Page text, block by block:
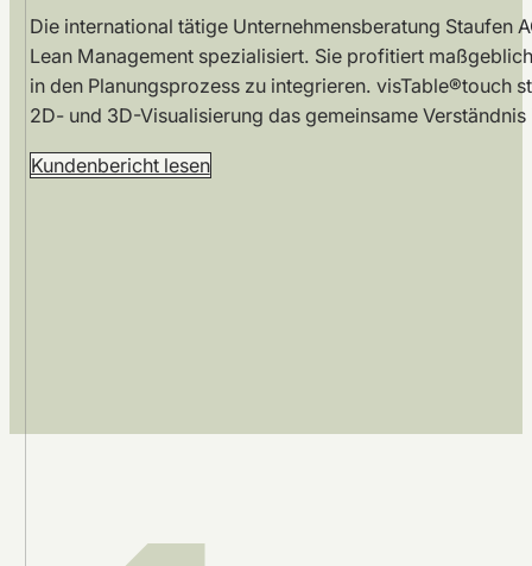
Die international tätige Unternehmensberatung Staufen
Lean Management spezialisiert. Sie profitiert
in den Planungsprozess zu integrieren. visTable®touch
2D- und 3D-Visualisierung das gemeinsame Verständnis
Kundenbericht lesen